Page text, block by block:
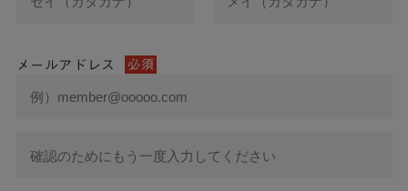
メールアドレス 必須